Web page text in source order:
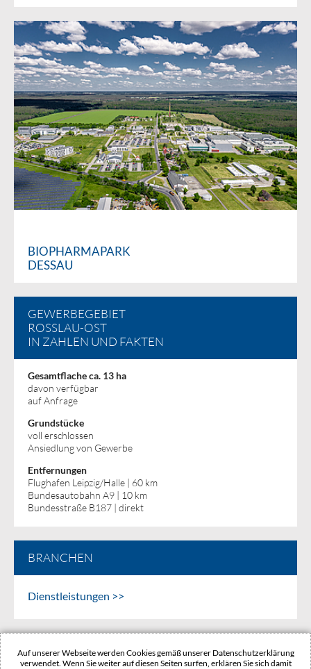
Auf unserer Webseite werden Cookies gemäß unserer Datenschutzerklärung
verwendet. Wenn Sie weiter auf diesen Seiten surfen, erklären Sie sich damit
BIOPHARMAPARK
DESSAU
GEWERBEGEBIET
ROSSLAU-OST
IN ZAHLEN UND FAKTEN
Gesamtflache ca. 13 ha
davon verfügbar
auf Anfrage
Grundstücke
voll erschlossen
Ansiedlung von Gewerbe
Entfernungen
Flughafen Leipzig/Halle | 60 km
Bundesautobahn A9 | 10 km
Bundesstraße B187 | direkt
BRANCHEN
Dienstleistungen >>
SITEMAP